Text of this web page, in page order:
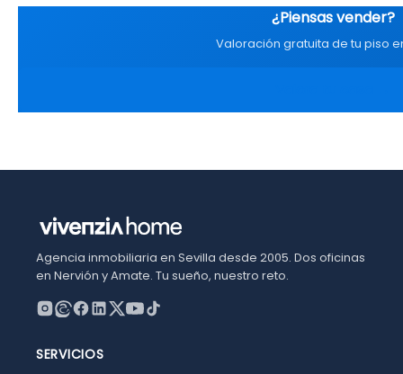
¿Piensas vender?
Valoración gratuita de tu piso
Agencia inmobiliaria en Sevilla desde 2005. Dos oficinas
en Nervión y Amate. Tu sueño, nuestro reto.
SERVICIOS